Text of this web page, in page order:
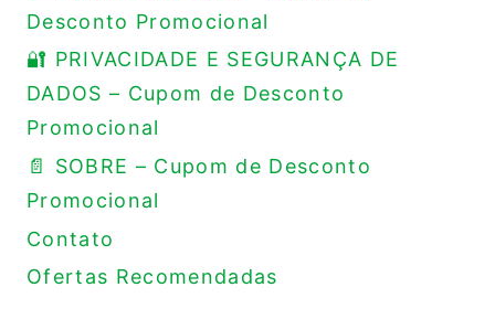
Desconto Promocional
🔐 PRIVACIDADE E SEGURANÇA DE
DADOS – Cupom de Desconto
Promocional
📄 SOBRE – Cupom de Desconto
Promocional
Contato
Ofertas Recomendadas